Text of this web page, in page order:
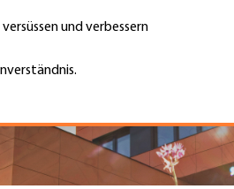
und verbessern
Top
Menu